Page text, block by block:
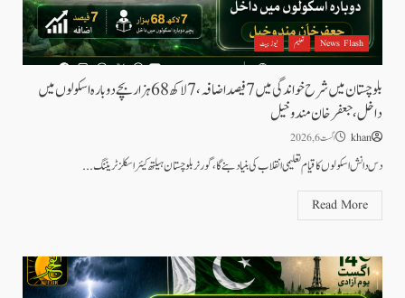
News Flash تعلیم نیوز بیٹ
بلوچستان میں شرح خواندگی میں 7 فیصد اضافہ، 7 لاکھ 68 ہزار بچے دوبارہ اسکولوں میں
داخل،جعفرخان مندوخیل
khan اگست 6, 2026
دس دانش اسکولوں کا قیام تعلیمی انقلاب کی بنیاد بنے گا، گورنر بلوچستان ہیلتھ کیئر اسکلز ٹریننگ...
Read More